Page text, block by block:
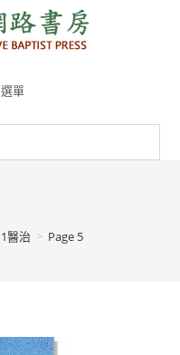
選單
醫治 > Page 5